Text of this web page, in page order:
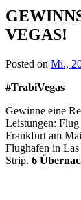
VEGAS!
Posted on Mi.,
#TrabiVegas
Gewinne eine
Leistungen:
Frankfurt am
Flughafen in Las
Strip. 6